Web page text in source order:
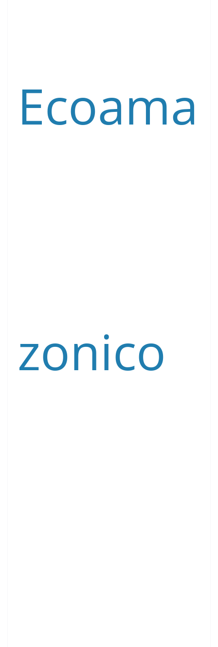
Ecoama
zonico